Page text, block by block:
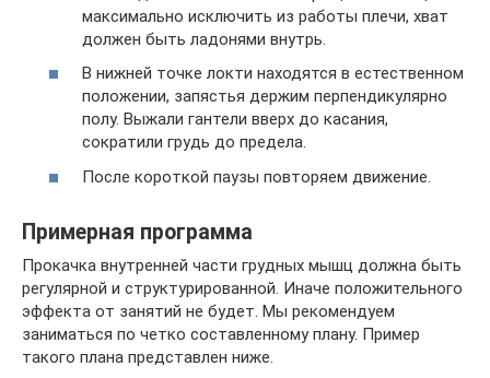
максимально исключить из работы плечи, хват
должен быть ладонями внутрь.
В нижней точке локти находятся в естественном
положении, запястья держим перпендикулярно
полу. Выжали гантели вверх до касания,
сократили грудь до предела.
После короткой паузы повторяем движение.
Примерная программа
Прокачка внутренней части грудных мышц должна быть
регулярной и структурированной. Иначе положительного
эффекта от занятий не будет. Мы рекомендуем
заниматься по четко составленному плану. Пример
такого плана представлен ниже.